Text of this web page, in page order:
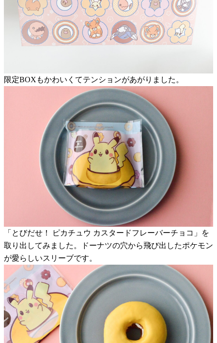
限定BOXもかわいくてテンションがあがりました。
「とびだせ！ ピカチュウ カスタードフレーバーチョコ」を
取り出してみました。ドーナツの穴から飛び出したポケモン
が愛らしいスリーブです。